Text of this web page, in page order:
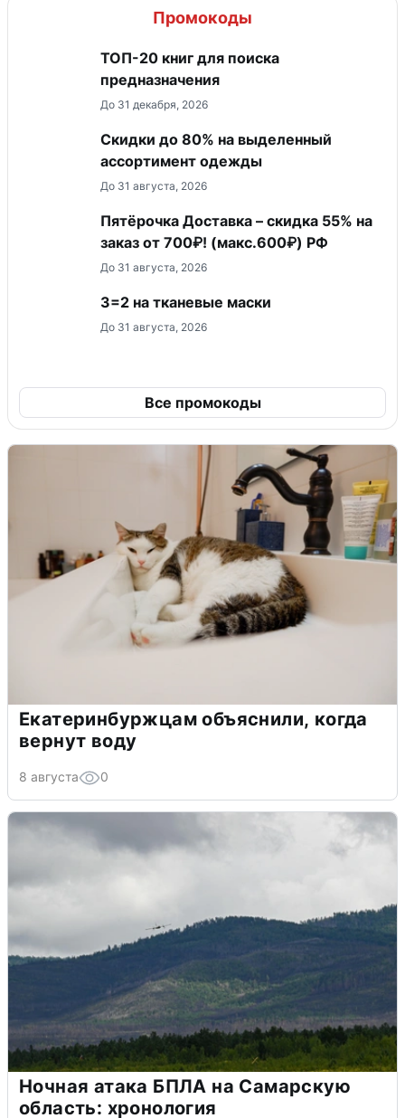
Промокоды
ТОП-20 книг для поиска
предназначения
До 31 декабря, 2026
Скидки до 80% на выделенный
ассортимент одежды
До 31 августа, 2026
Пятёрочка Доставка – скидка 55% на
заказ от 700₽! (макс.600₽) РФ
До 31 августа, 2026
3=2 на тканевые маски
До 31 августа, 2026
Все промокоды
Екатеринбуржцам объяснили, когда
вернут воду
8 августа 0
Ночная атака БПЛА на Самарскую
область: хронология